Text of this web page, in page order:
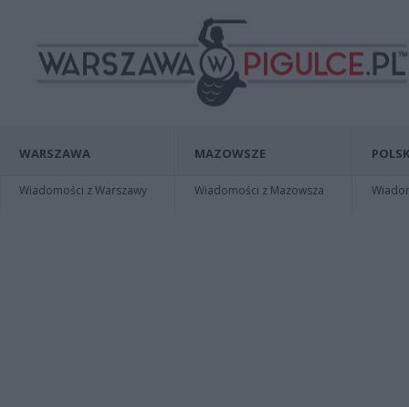
WARSZAWA
Wiadomości z Warszawy
MAZOWSZE
Wiadomości z Mazowsza